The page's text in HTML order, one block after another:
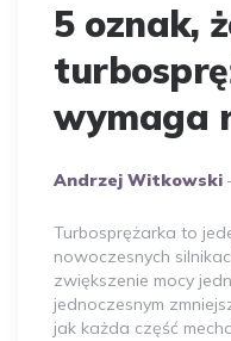
5 oznak,
wymaga
Opublikowany
Andrzej Witkowski
Turbosprężarka to
nowoczesnych
zwiększenie mocy
jednoczesnym
jak każda część